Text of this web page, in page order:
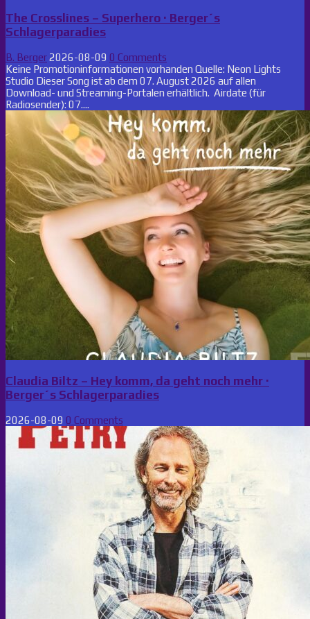
The Crosslines – Superhero · Berger´s
Schlagerparadies
B. Berger2026-08-09 0 Comments
Keine Promotioninformationen vorhanden Quelle: Neon Lights
Studio Dieser Song ist ab dem 07. August 2026 auf allen
Download- und Streaming-Portalen erhältlich. Airdate (für
Radiosender): 07....
Claudia Biltz – Hey komm, da geht noch mehr ·
Berger´s Schlagerparadies
2026-08-09 0 Comments